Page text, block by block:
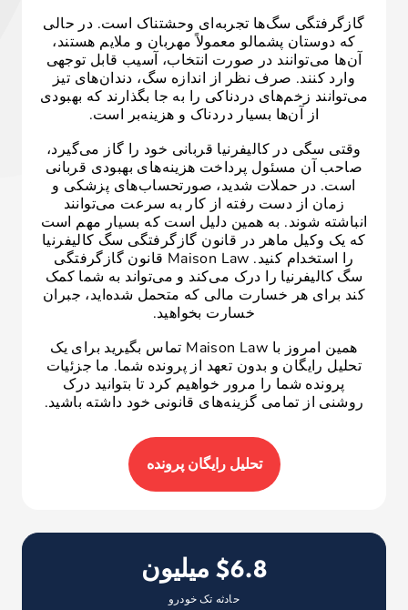
گازگرفتگی سگ‌ها تجربه‌ای وحشتناک است. در حالی
که دوستان پشمالو معمولاً مهربان و ملایم هستند،
آن‌ها می‌توانند در صورت انتخاب، آسیب قابل توجهی
وارد کنند. صرف نظر از اندازه سگ، دندان‌های تیز
می‌توانند زخم‌های دردناکی را به جا بگذارند که بهبودی
از آن‌ها بسیار دردناک و هزینه‌بر است.
وقتی سگی در کالیفرنیا قربانی خود را گاز می‌گیرد،
صاحب آن مسئول پرداخت هزینه‌های بهبودی قربانی
است. در حملات شدید، صورتحساب‌های پزشکی و
زمان از دست رفته از کار به سرعت می‌توانند
انباشته شوند. به همین دلیل است که بسیار مهم است
که یک وکیل ماهر در قانون گازگرفتگی سگ کالیفرنیا
را استخدام کنید. Maison Law قانون گازگرفتگی
سگ کالیفرنیا را درک می‌کند و می‌تواند به شما کمک
کند برای هر خسارت مالی که متحمل شده‌اید، جبران
خسارت بخواهید.
همین امروز با Maison Law تماس بگیرید برای یک
تحلیل رایگان و بدون تعهد از پرونده شما. ما جزئیات
پرونده شما را مرور خواهیم کرد تا بتوانید درک
روشنی از تمامی گزینه‌های قانونی خود داشته باشید.
تحلیل رایگان پرونده
$6.8 میلیون
حادثه تک خودرو